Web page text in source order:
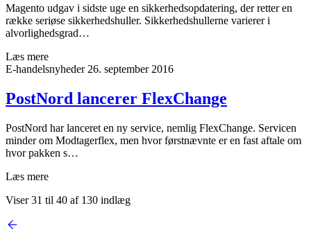
Magento udgav i sidste uge en sikkerhedsopdatering, der retter en
række seriøse sikkerhedshuller. Sikkerhedshullerne varierer i
alvorlighedsgrad…
Læs mere
E-handelsnyheder 26. september 2016
PostNord lancerer FlexChange
PostNord har lanceret en ny service, nemlig FlexChange. Servicen
minder om Modtagerflex, men hvor førstnævnte er en fast aftale om
hvor pakken s…
Læs mere
Viser 31 til 40 af 130 indlæg